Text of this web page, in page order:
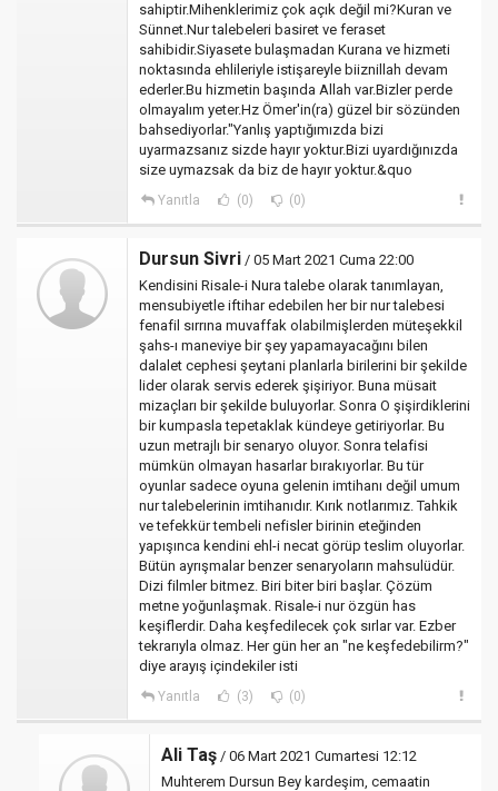
sahiptir.Mihenklerimiz çok açık değil mi?Kuran ve
Sünnet.Nur talebeleri basiret ve feraset
sahibidir.Siyasete bulaşmadan Kurana ve hizmeti
noktasında ehlileriyle istişareyle biiznillah devam
ederler.Bu hizmetin başında Allah var.Bizler perde
olmayalım yeter.Hz Ömer'in(ra) güzel bir sözünden
bahsediyorlar."Yanlış yaptığımızda bizi
uyarmazsanız sizde hayır yoktur.Bizi uyardığınızda
size uymazsak da biz de hayır yoktur.&quo
Yanıtla (0) (0)
Dursun Sivri / 05 Mart 2021 Cuma 22:00
Kendisini Risale-i Nura talebe olarak tanımlayan,
mensubiyetle iftihar edebilen her bir nur talebesi
fenafil sırrına muvaffak olabilmişlerden müteşekkil
şahs-ı maneviye bir şey yapamayacağını bilen
dalalet cephesi şeytani planlarla birilerini bir şekilde
lider olarak servis ederek şişiriyor. Buna müsait
mizaçları bir şekilde buluyorlar. Sonra O şişirdiklerini
bir kumpasla tepetaklak kündeye getiriyorlar. Bu
uzun metrajlı bir senaryo oluyor. Sonra telafisi
mümkün olmayan hasarlar bırakıyorlar. Bu tür
oyunlar sadece oyuna gelenin imtihanı değil umum
nur talebelerinin imtihanıdır. Kırık notlarımız. Tahkik
ve tefekkür tembeli nefisler birinin eteğinden
yapışınca kendini ehl-i necat görüp teslim oluyorlar.
Bütün ayrışmalar benzer senaryoların mahsulüdür.
Dizi filmler bitmez. Biri biter biri başlar. Çözüm
metne yoğunlaşmak. Risale-i nur özgün has
keşiflerdir. Daha keşfedilecek çok sırlar var. Ezber
tekrarıyla olmaz. Her gün her an "ne keşfedebilirm?"
diye arayış içindekiler isti
Yanıtla (3) (0)
Ali Taş / 06 Mart 2021 Cumartesi 12:12
Muhterem Dursun Bey kardeşim, cemaatin